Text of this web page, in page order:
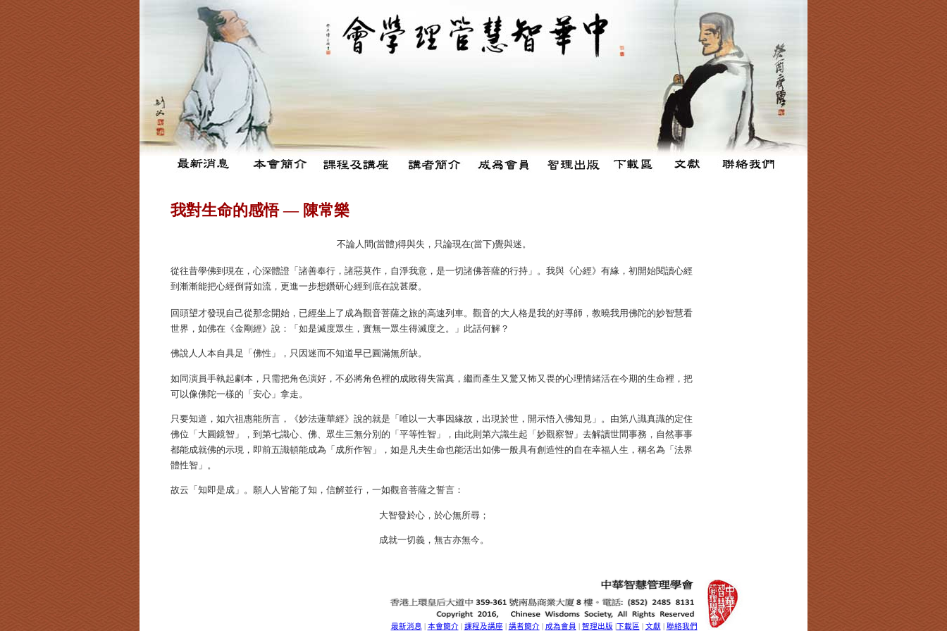
我對生命的感悟 — 陳常樂
不論人間(當體)得與失，只論現在(當下)覺與迷。
從往昔學佛到現在，心深體證「諸善奉行，諸惡莫作，自淨我意，是一切諸佛菩薩的行持」。我與《心經》有緣，初開始閱讀心經
到漸漸能把心經倒背如流，更進一步想鑽研心經到底在說甚麼。
回頭望才發現自己從那念開始，已經坐上了成為觀音菩薩之旅的高速列車。觀音的大人格是我的好導師，教曉我用佛陀的妙智慧看
世界，如佛在《金剛經》說：「如是滅度眾生，實無一眾生得滅度之。」此話何解？
佛說人人本自具足「佛性」，只因迷而不知道早已圓滿無所缺。
如同演員手執起劇本，只需把角色演好，不必將角色裡的成敗得失當真，繼而產生又驚又怖又畏的心理情緒活在今期的生命裡，把
可以像佛陀一樣的「安心」拿走。
只要知道，如六祖惠能所言，《妙法蓮華經》說的就是「唯以一大事因緣故，出現於世，開示悟入佛知見」。由第八識真識的定住
佛位「大圓鏡智」，到第七識心、佛、眾生三無分別的「平等性智」，由此則第六識生起「妙觀察智」去解讀世間事務，自然事事
都能成就佛的示現，即前五識頓能成為「成所作智」，如是凡夫生命也能活出如佛一般具有創造性的自在幸福人生，稱名為「法界
體性智」。
故云「知即是成」。願人人皆能了知，信解並行，一如觀音菩薩之誓言：
大智發於心，於心無所尋；
成就一切義，無古亦無今。
最新消息 本會簡介 課程及講座 講者簡介 成為會員 智理出版 下載區 文獻| 聯絡我們